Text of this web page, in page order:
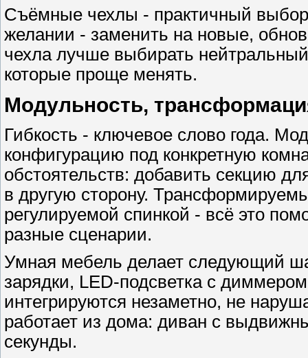
Съёмные чехлы - практичный
желании - заменить на новые,
чехла лучше выбирать
которые проще менять.
Модульность,
Гибкость - ключевое слово года.
конфигурацию под конкретную
обстоятельств: добавить секцию
в другую сторону.
регулируемой спинкой - всё это
разные сценарии.
Умная мебель делает следующий
зарядки, LED-подсветка с
интегрируются незаметно, не
работает из дома: диван с
секунды.